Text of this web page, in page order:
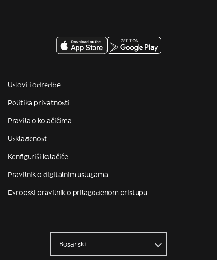
Uslovi i odredbe
Politika privatnosti
Pravila o kolačićima
Usklađenost
Konfiguriši kolačiće
Pravilnik o digitalnim uslugama
Evropski pravilnik o prilagođenom pristupu